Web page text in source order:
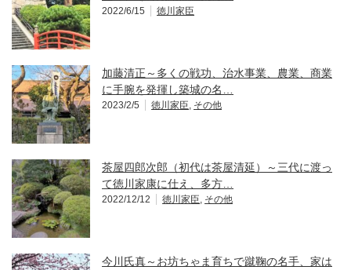
2022/6/15 徳川家臣
加藤清正～多くの戦功、治水事業、農業、商業
に手腕を発揮し築城の名…
2023/2/5 徳川家臣 その他
茶屋四郎次郎（初代は茶屋清延）～三代に渡っ
て徳川家康に仕え、多方…
2022/12/12 徳川家臣 その他
今川氏真～お坊ちゃま育ちで蹴鞠の名手、家は